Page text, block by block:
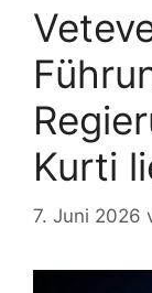
Kurti
7. Juni 2026